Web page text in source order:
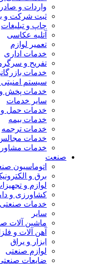
واردات و
ثبت شرکت و
چاپ و تبلیغات
آتلیه عکاسی
تعمیر لوازم
خدمات اداری
تفریح و
خدمات
سیستم
خدمات پخش و
سایر خدمات
خدمات حمل و
خدمات بیمه
خدمات ترجمه
خدمات
خدمات
صنعت
اتوماسیون
برق و
لوازم و
کشاورزی و
خدمات صنعتی
سایر
ماشین آلات
آهن آلات و
ابزار و یراق
لوازم صنعتی
ضایعات